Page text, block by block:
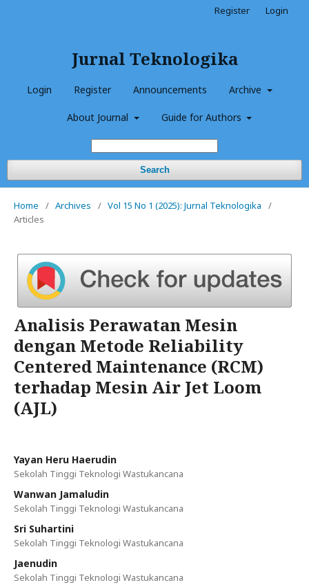
Jurnal Teknologika
Login Register Announcements Archive
About Journal Guide for Authors
Search
Register Login
Home / Archives / Vol 15 No 1 (2025): Jurnal Teknologika
/
Articles
Analisis Perawatan Mesin
dengan Metode Reliability
Centered Maintenance (RCM)
terhadap Mesin Air Jet Loom
(AJL)
Yayan Heru Haerudin
Sekolah Tinggi Teknologi Wastukancana
Wanwan Jamaludin
Sekolah Tinggi Teknologi Wastukancana
Sri Suhartini
Sekolah Tinggi Teknologi Wastukancana
Jaenudin
Sekolah Tinggi Teknologi Wastukancana